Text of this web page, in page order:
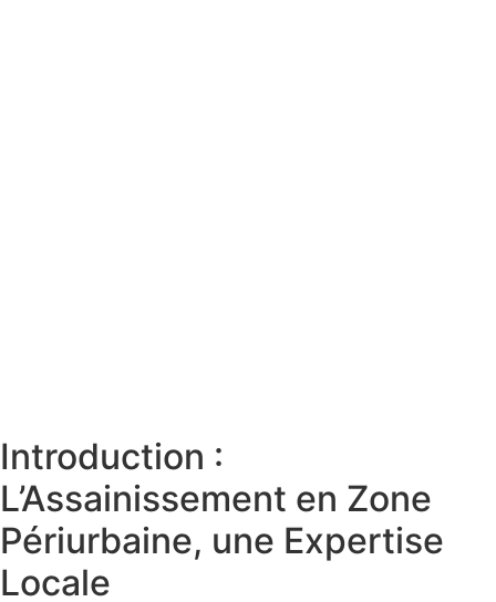
Introduction :
L’Assainissement en Zone
Périurbaine, une Expertise
Locale